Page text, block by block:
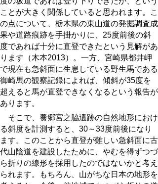
ことが大きく関係していると思われます。こ
の点について、栃木県の東山道の発掘調査成
果や道路痕跡を手掛かりに、 25度前後の斜
度であれば十分に直登できたという見解があ
ります（木本2013）。一方、宮崎県都井岬
で現在も急斜面に生息している野生馬である
御崎馬の観察記録によれば、傾斜が35度を
超えると馬が直登できなくなるという報告が
あります。
そこで、養郷宮之脇遺跡の自然地形におけ
る斜度を計測すると、 30～33度前後になり
ます。このことから直登が難しい急斜面に古
代山陰道を建設したために、やむを得ずつづ
ら折りの線形を採用したのではないかと考え
られます。もちろん、山がちな日本の地形を